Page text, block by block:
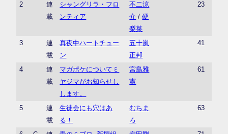
2
連
載
シャングリラ・フロ
ンティア
不二涼
介 /硬
梨菜
23
3
連
載
真夜中ハートチュー
ン
五十嵐
正邦
41
4
連
載
マガポケについてミ
ヤジマがお知らせし
します。
宮島雅
憲
61
5
連
載
生徒会にも穴はあ
る！
むちま
ろ
63